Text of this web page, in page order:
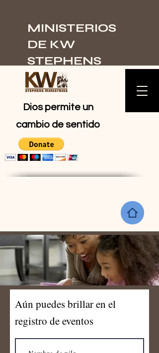
Dios permite un
cambio de sentido
MINISTERIOS
DE KW
STEPHENS
Aún puedes brillar en el
registro de eventos